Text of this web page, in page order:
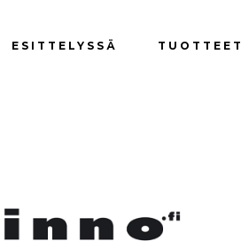
ESITTELYSSÄ TUOTTEET